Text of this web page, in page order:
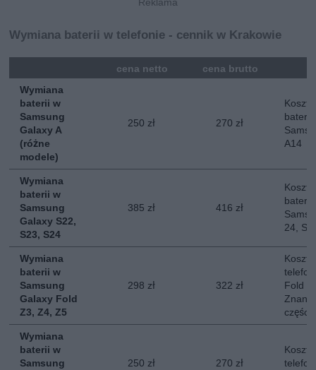
Wymiana baterii w telefonie - cennik w Krakowie
cena netto cena brutto
Wymiana
baterii w
Samsung
Galaxy A
(różne
modele)
250 zł 270 zł
Koszt
baterii
A14
Wymiana
baterii w
Samsung
Galaxy S22,
S23, S24
385 zł 416 zł
Koszt
baterii
24,
Wymiana
baterii w
Samsung
Galaxy Fold
Z3, Z4, Z5
298 zł 322 zł
Koszt
Fold
Znany
części.
Wymiana
baterii w
Samsung
250 zł 270 zł
Koszt